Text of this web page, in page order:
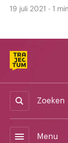
19 juli 2021 - 1
Zoeken
menu Menu